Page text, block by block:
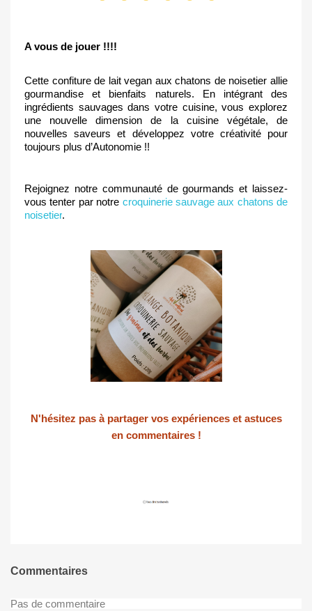
A vous de jouer !!!!
Cette confiture de lait vegan aux chatons de noisetier allie
gourmandise et bienfaits naturels. En intégrant des
ingrédients sauvages dans votre cuisine, vous explorez
une nouvelle dimension de la cuisine végétale, de
nouvelles saveurs et développez votre créativité pour
toujours plus d’Autonomie !!
Rejoignez notre communauté de gourmands et laissez-
vous tenter par notre croquinerie sauvage aux chatons de
noisetier.
N'hésitez pas à partager vos expériences et astuces
en commentaires !
Commentaires
Pas de commentaire